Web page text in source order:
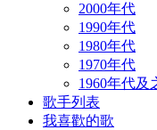
2000年代
1990年代
1980年代
1970年代
1960年代及
歌手列表
我喜歡的歌